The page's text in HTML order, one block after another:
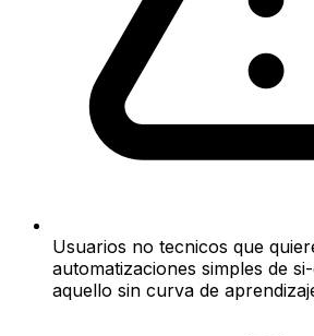
Usuarios no tecnicos que
automatizaciones simples de
aquello sin curva de